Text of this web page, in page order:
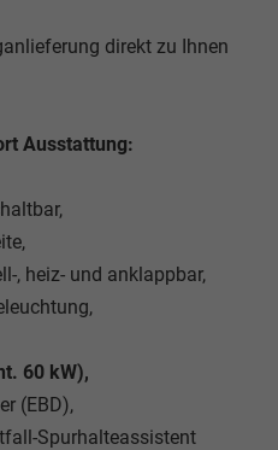
direkt zu Ihnen
Ausstattung:
, heiz- und anklappbar,
60 kW),
(EBD),
Spurhalteassistent